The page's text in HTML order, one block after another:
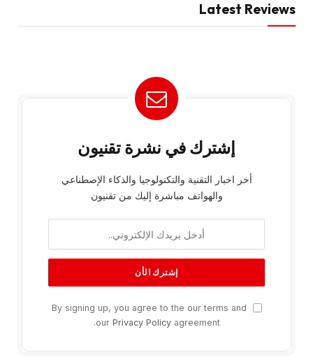
Latest Reviews
إشترك في نشرة تقنيون
أخر اخبار التقنية والتكنولوجيا والذكاء الإصطناعي
والهواتف مباشرة إليك من تقنيون
By signing up, you agree to the our terms and
our Privacy Policyagreement.